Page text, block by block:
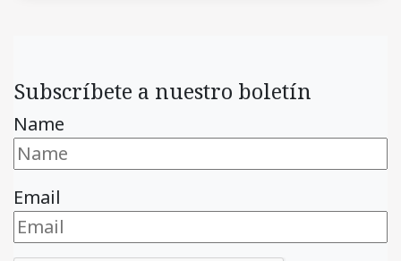
Subscríbete a nuestro boletín
Name
Email